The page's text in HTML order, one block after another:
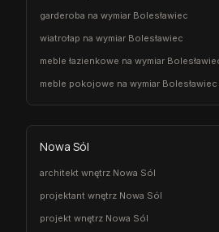
garderoba na wymiar Bolesławiec
wiatrołap na wymiar Bolesławiec
meble łazienkowe na wymiar
meble pokojowe na wymiar Bolesławiec
Nowa Sól
architekt wnętrz Nowa Sól
projektant wnętrz Nowa Sól
projekt wnętrz Nowa Sól